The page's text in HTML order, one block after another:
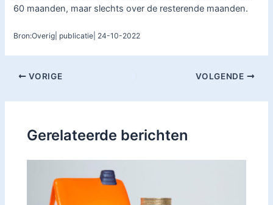
60 maanden, maar slechts over de resterende maanden.
Bron:Overig| publicatie| 24-10-2022
VORIGE VOLGENDE
Gerelateerde berichten